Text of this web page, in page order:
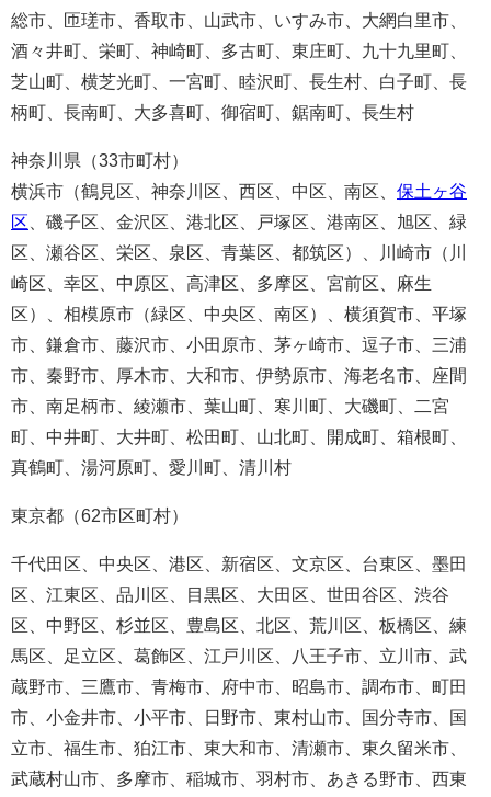
総市、匝瑳市、香取市、山武市、いすみ市、大網白里市、
酒々井町、栄町、神崎町、多古町、東庄町、九十九里町、
芝山町、横芝光町、一宮町、睦沢町、長生村、白子町、長
柄町、長南町、大多喜町、御宿町、鋸南町、長生村
神奈川県（33市町村）
横浜市（鶴見区、神奈川区、西区、中区、南区、 保土ヶ谷
区 、磯子区、金沢区、港北区、戸塚区、港南区、旭区、緑
区、瀬谷区、栄区、泉区、青葉区、都筑区）、川崎市（川
崎区、幸区、中原区、高津区、多摩区、宮前区、麻生
区）、相模原市（緑区、中央区、南区）、横須賀市、平塚
市、鎌倉市、藤沢市、小田原市、茅ヶ崎市、逗子市、三浦
市、秦野市、厚木市、大和市、伊勢原市、海老名市、座間
市、南足柄市、綾瀬市、葉山町、寒川町、大磯町、二宮
町、中井町、大井町、松田町、山北町、開成町、箱根町、
真鶴町、湯河原町、愛川町、清川村
東京都（62市区町村）
千代田区、中央区、港区、新宿区、文京区、台東区、墨田
区、江東区、品川区、目黒区、大田区、世田谷区、渋谷
区、中野区、杉並区、豊島区、北区、荒川区、板橋区、練
馬区、足立区、葛飾区、江戸川区、八王子市、立川市、武
蔵野市、三鷹市、青梅市、府中市、昭島市、調布市、町田
市、小金井市、小平市、日野市、東村山市、国分寺市、国
立市、福生市、狛江市、東大和市、清瀬市、東久留米市、
武蔵村山市、多摩市、稲城市、羽村市、あきる野市、西東